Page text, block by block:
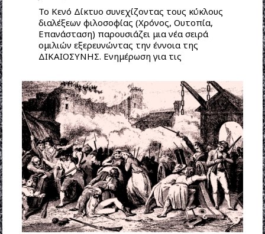
Το Κενό Δίκτυο συνεχίζοντας τους κύκλους
διαλέξεων φιλοσοφίας (Χρόνος, Ουτοπία,
Επανάσταση) παρουσιάζει μια νέα σειρά
ομιλιών εξερευνώντας την έννοια της
ΔΙΚΑΙΟΣΥΝΗΣ. Ενημέρωση για τις